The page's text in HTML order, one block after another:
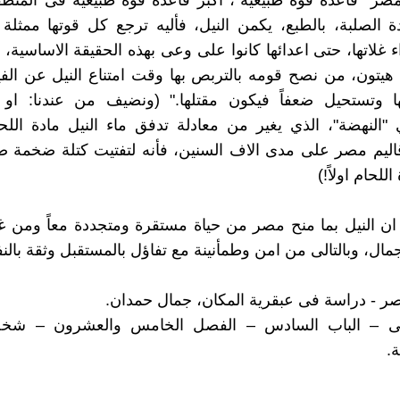
الصلبة، بالطبع، يكمن النيل، فأليه ترجع كل قوتها
غلاتها، حتى اعدائها كانوا على وعى بهذه الحقيقة
هيتون، من نصح قومه بالتربص بها وقت امتناع النيل عن
وتستحيل ضعفاً فيكون مقتلها." (ونضيف من عندنا: او
"النهضة"، الذي يغير من معادلة تدفق ماء النيل مادة
مصر على مدى الاف السنين، فأنه لتفتيت كتلة ضخمة
اولاً!)
ان النيل بما منح مصر من حياة مستقرة ومتجددة معاً ومن
وبالتالى من امن وطمأنينة مع تفاؤل بالمستقبل وثقة
- دراسة فى عبقرية المكان، جمال حمدان.
– الباب السادس – الفصل الخامس والعشرون –